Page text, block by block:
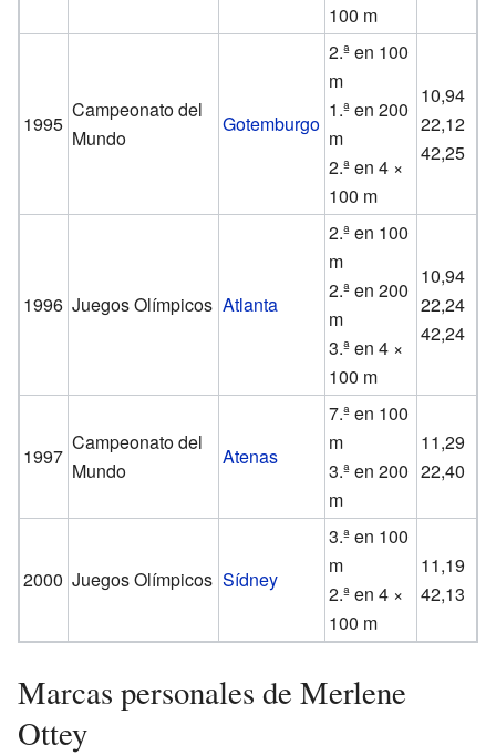
100 m
1995
Campeonato del
Mundo
Gotemburgo
2.ª en 100
m
1.ª en 200
m
2.ª en 4 ×
100 m
10,94
22,12
42,25
1996 Juegos Olímpicos Atlanta
2.ª en 100
m
2.ª en 200
m
3.ª en 4 ×
100 m
10,94
22,24
42,24
1997
Campeonato del
Mundo
Atenas
7.ª en 100
m
3.ª en 200
m
11,29
22,40
2000 Juegos Olímpicos Sídney
3.ª en 100
m
2.ª en 4 ×
100 m
11,19
42,13
Marcas personales de Merlene
Ottey